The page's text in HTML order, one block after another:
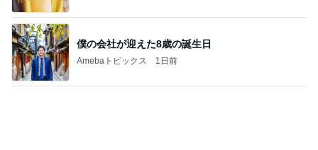
僕の会社が迎えた8歳の誕生日
Amebaトピックス 1日前